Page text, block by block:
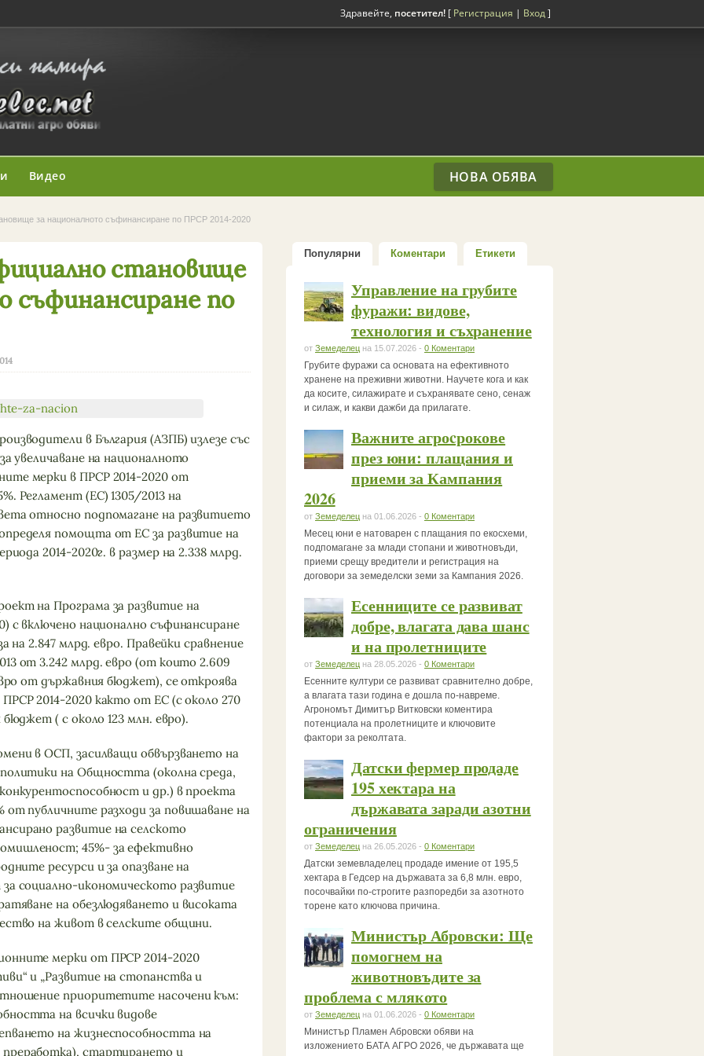
Здравейте, посетител! [ Регистрация | Вход]
Видео НОВА ОБЯВА
за националното съфинансиране по ПРСР 2014-2020
становище
съфинансиране по
в България (АЗПБ) излезе със
увеличаване на националното
мерки в ПРСР 2014-2020 от
Регламент (ЕС) 1305/2013 на
относно подпомагане на развитието
помощта от ЕС за развитие на
2014-2020г. в размер на 2.338 млрд.
на Програма за развитие на
с включено национално съфинансиране
на 2.847 млрд. евро. Правейки сравнение
от 3.242 млрд. евро (от които 2.609
от държавния бюджет), се откроява
2014-2020 както от ЕС (с около 270
( с около 123 млн. евро).
в ОСП, засилващи обвързването на
на Общността (околна среда,
и др.) в проекта
публичните разходи за повишаване на
развитие на селското
45%- за ефективно
ресурси и за опазване на
социално-икономическото развитие
на обезлюдяването и високата
на живот в селските общини.
мерки от ПРСР 2014-2020
и „Развитие на стопанства и
приоритетите насочени към:
на всички видове
на жизнеспособността на
стартирането и
Популярни Коментари Етикети
Управление на грубите
фуражи: видове,
технология и съхранение
от Земеделец на 15.07.2026 - 0 Коментари
Грубите фуражи са основата на ефективното
хранене на преживни животни. Научете кога и как
да косите, силажирате и съхранявате сено, сенаж
и силаж, и какви дажби да прилагате.
Важните агроcрокове
през юни: плащания и
приеми за Кампания
2026
от Земеделец на 01.06.2026 - 0 Коментари
Месец юни е натоварен с плащания по екосхеми,
подпомагане за млади стопани и животновъди,
приеми срещу вредители и регистрация на
договори за земеделски земи за Кампания 2026.
Есенниците се развиват
добре, влагата дава шанс
и на пролетниците
от Земеделец на 28.05.2026 - 0 Коментари
Есенните култури се развиват сравнително добре,
а влагата тази година е дошла по-навреме.
Агрономът Димитър Витковски коментира
потенциала на пролетниците и ключовите
фактори за реколтата.
Датски фермер продаде
195 хектара на
държавата заради азотни
ограничения
от Земеделец на 26.05.2026 - 0 Коментари
Датски земевладелец продаде имение от 195,5
хектара в Гедсер на държавата за 6,8 млн. евро,
посочвайки по-строгите разпоредби за азотното
торене като ключова причина.
Министър Абровски: Ще
помогнем на
животновъдите за
проблема с млякото
от Земеделец на 01.06.2026 - 0 Коментари
Министър Пламен Абровски обяви на
изложението БАТА АГРО 2026, че държавата ще